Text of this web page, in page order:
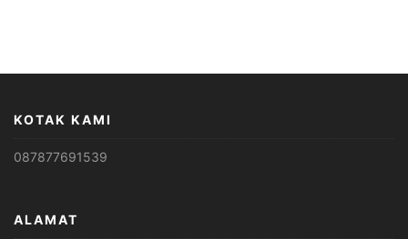
KOTAK KAMI
087877691539
ALAMAT